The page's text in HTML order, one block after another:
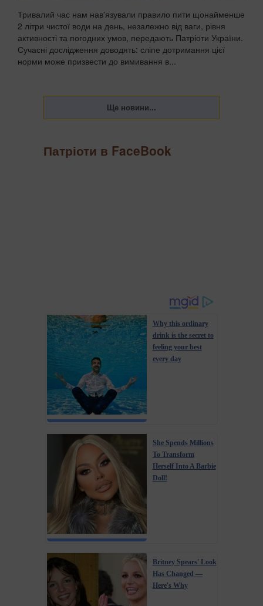
Тривалий час нам нав'язували правило пити щонайменше
2 літри чистої води на день, незалежно від ваги, рівня
активності та погодних умов, передають Патріоти України.
Сучасні дослідження доводять: сліпе дотримання цієї
норми може призвести до вимивання в...
Патріоти в FaceBook
Why this ordinary
drink is the secret to
feeling your best
every day
She Spends Millions
To Transform
Herself Into A Barbie
Doll!
Britney Spears' Look
Has Changed —
Here's Why